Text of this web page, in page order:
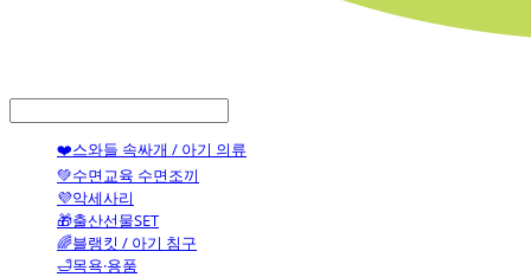
❤️스와들 속싸개 / 아기 의류
💚수면교육 수면조끼
💜악세사리
🎁출산선물SET
🌈블랭킷 / 아기 침구
🛁목욕·용품